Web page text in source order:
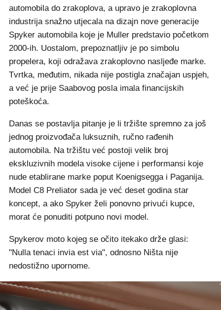
automobila do zrakoplova, a upravo je zrakoplovna
industrija snažno utjecala na dizajn nove generacije
Spyker automobila koje je Muller predstavio početkom
2000-ih. Uostalom, prepoznatljiv je po simbolu
propelera, koji odražava zrakoplovno nasljeđe marke.
Tvrtka, međutim, nikada nije postigla značajan uspjeh,
a već je prije Saabovog posla imala financijskih
poteškoća.
Danas se postavlja pitanje je li tržište spremno za još
jednog proizvođača luksuznih, ručno rađenih
automobila. Na tržištu već postoji velik broj
ekskluzivnih modela visoke cijene i performansi koje
nude etablirane marke poput Koenigsegga i Paganija.
Model C8 Preliator sada je već deset godina star
koncept, a ako Spyker želi ponovno privući kupce,
morat će ponuditi potpuno novi model.
Spykerov moto kojeg se očito itekako drže glasi:
"Nulla tenaci invia est via", odnosno Ništa nije
nedostižno upornome.